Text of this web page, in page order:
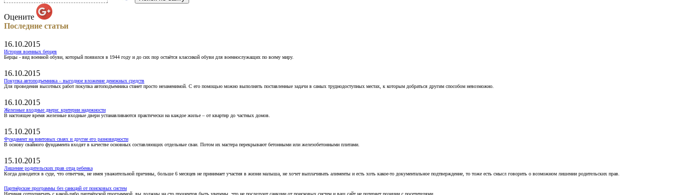
Оцените
Последние статьи
16.10.2015
История военных берцев
Берцы - вид военной обуви, который появился в 1944 году и до сих пор остаётся классикой обуви для военнослужащих по всему миру.
16.10.2015
Покупка автоподъемника – выгодное вложение денежных средств
Для проведения высотных работ покупка автоподъемника станет просто незаменимой. С его помощью можно выполнять поставленные задачи в самых труднодоступных местах, к которым добраться другим способом невозможно.
16.10.2015
Железные входные двери: критерии надежности
В настоящее время железные входные двери устанавливаются практически на каждое жилье – от квартир до частных домов.
15.10.2015
Фундамент на винтовых сваях и другие его разновидности
В основу свайного фундамента входят в качестве основных составляющих отдельные сваи. Потом их мастера перекрывают бетонными или железобетонными плитами.
15.10.2015
Лишение родительских прав отца ребенка
Когда доводится в суде, что ответчик, не имея уважительной причины, больше 6 месяцев не принимает участия в жизни малыша, не хочет выплачивать алименты и есть хоть какое-то документальное подтверждение, то тоже есть смысл говорить о возможном лишении родительских прав.
Партнёрские программы без санкций от поисковых систем
Начиная сотрудничать с какой-либо партнёрской программой, вы должны на сто процентов быть уверены, что не последуют санкции от поисковых систем и ваш сайт не потеряет позиции с посетителями.